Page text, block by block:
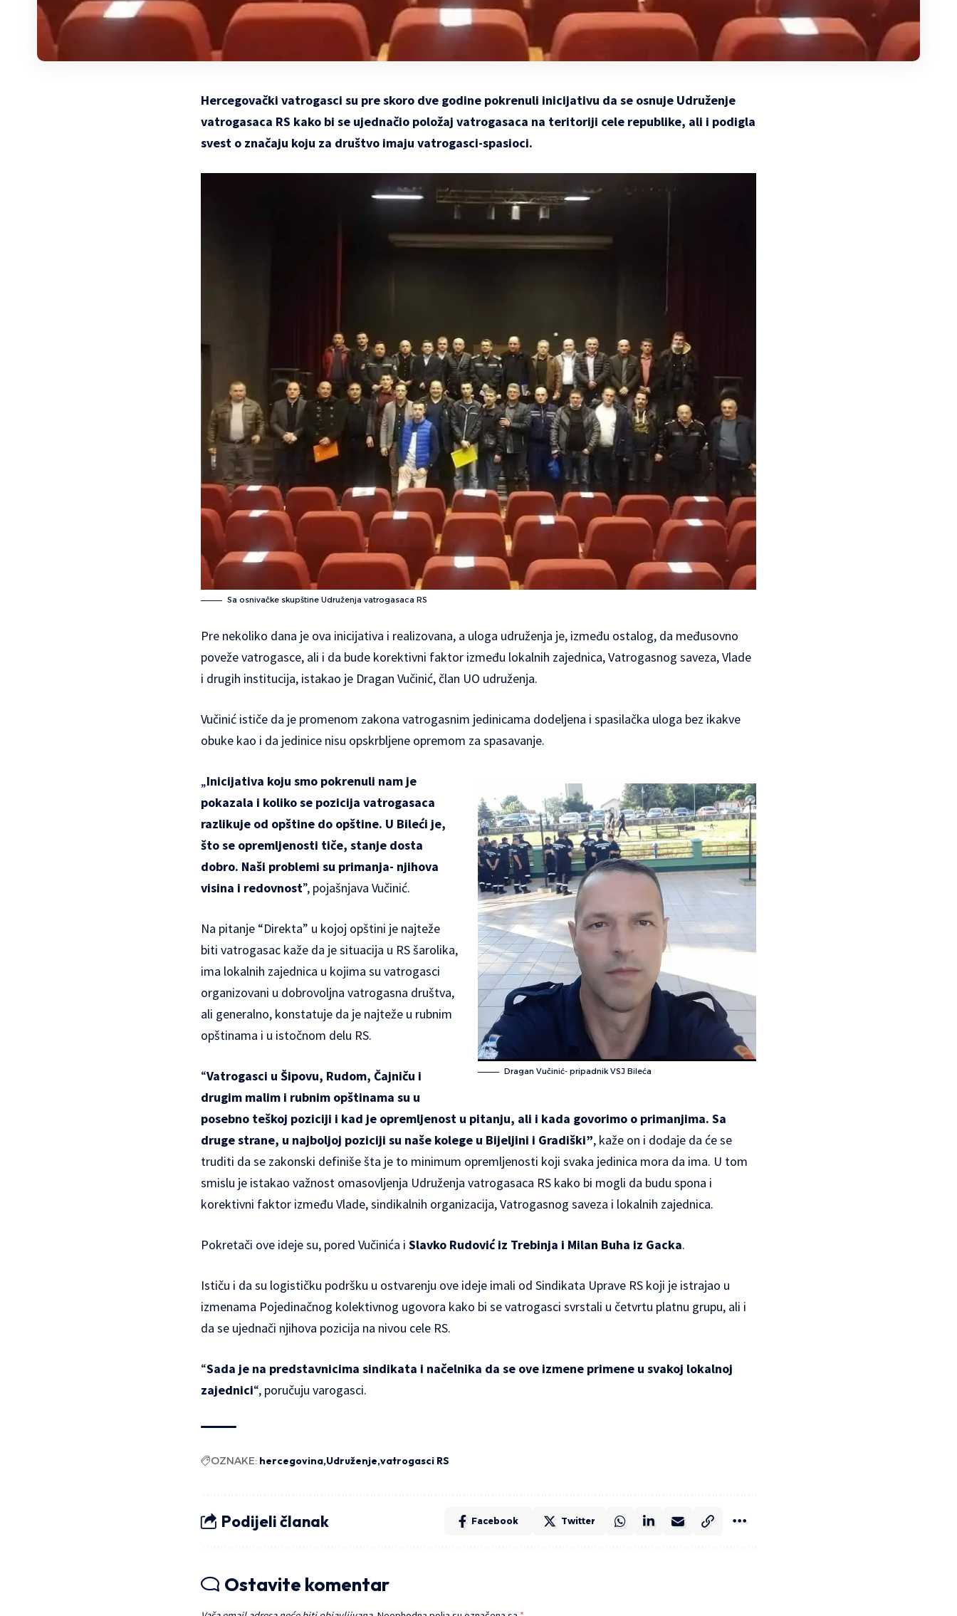
Hercegovački vatrogasci su pre skoro dve godine pokrenuli inicijativu da se osnuje Udruženje
vatrogasaca RS kako bi se ujednačio položaj vatrogasaca na teritoriji cele republike, ali i podigla
svest o značaju koju za društvo imaju vatrogasci-spasioci.
Sa osnivačke skupštine Udruženja vatrogasaca RS
Pre nekoliko dana je ova inicijativa i realizovana, a uloga udruženja je, između ostalog, da međusovno
poveže vatrogasce, ali i da bude korektivni faktor između lokalnih zajednica, Vatrogasnog saveza, Vlade
i drugih institucija, istakao je Dragan Vučinić, član UO udruženja.
Vučinić ističe da je promenom zakona vatrogasnim jedinicama dodeljena i spasilačka uloga bez ikakve
obuke kao i da jedinice nisu opskrbljene opremom za spasavanje.
Dragan Vučinić- pripadnik VSJ Bileća
„Inicijativa koju smo pokrenuli nam je
pokazala i koliko se pozicija vatrogasaca
razlikuje od opštine do opštine. U Bileći je,
što se opremljenosti tiče, stanje dosta
dobro. Naši problemi su primanja- njihova
visina i redovnost”, pojašnjava Vučinić.
Na pitanje “Direkta” u kojoj opštini je najteže
biti vatrogasac kaže da je situacija u RS šarolika,
ima lokalnih zajednica u kojima su vatrogasci
organizovani u dobrovoljna vatrogasna društva,
ali generalno, konstatuje da je najteže u rubnim
opštinama i u istočnom delu RS.
“Vatrogasci u Šipovu, Rudom, Čajniču i
drugim malim i rubnim opštinama su u
posebno teškoj poziciji i kad je opremljenost u pitanju, ali i kada govorimo o primanjima. Sa
druge strane, u najboljoj poziciji su naše kolege u Bijeljini i Gradiški”, kaže on i dodaje da će se
truditi da se zakonski definiše šta je to minimum opremljenosti koji svaka jedinica mora da ima. U tom
smislu je istakao važnost omasovljenja Udruženja vatrogasaca RS kako bi mogli da budu spona i
korektivni faktor između Vlade, sindikalnih organizacija, Vatrogasnog saveza i lokalnih zajednica.
Pokretači ove ideje su, pored Vučinića i Slavko Rudović iz Trebinja i Milan Buha iz Gacka.
Ističu i da su logističku podršku u ostvarenju ove ideje imali od Sindikata Uprave RS koji je istrajao u
izmenama Pojedinačnog kolektivnog ugovora kako bi se vatrogasci svrstali u četvrtu platnu grupu, ali i
da se ujednači njihova pozicija na nivou cele RS.
“Sada je na predstavnicima sindikata i načelnika da se ove izmene primene u svakoj lokalnoj
zajednici“, poručuju varogasci.
OZNAKE: hercegovina Udruženje vatrogasci RS
Podijeli članak Facebook Twitter
Ostavite komentar